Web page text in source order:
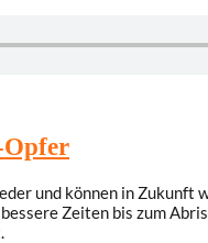
und können in Zukunft
Zeiten bis zum